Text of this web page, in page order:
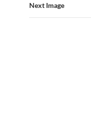
Next Image